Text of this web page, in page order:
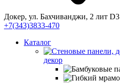
Докер, ул. Бахчиванджи, 2 лит D3
+7(343)3833-470
Каталог
декор